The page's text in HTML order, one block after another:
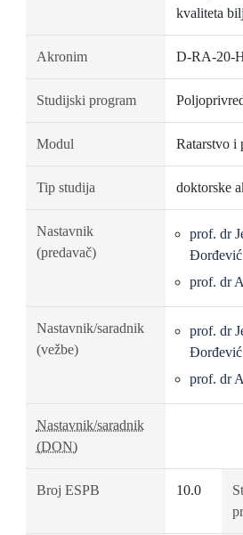
kvaliteta
Akronim D-RA-20-
Studijski program
Modul Ratarstvo i
Tip studija doktorske
Nastavnik
(predavač)
prof. dr
Đorđević
prof. dr
Nastavnik/saradnik
(vežbe)
prof. dr
Đorđević
prof. dr
Nastavnik/saradnik
(DON)
Broj ESPB 10.0